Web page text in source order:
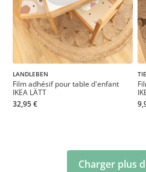
LANDLEBEN
Film adhésif pour table d'enfant
IKEA LÄTT
32,95 €
Charger plus